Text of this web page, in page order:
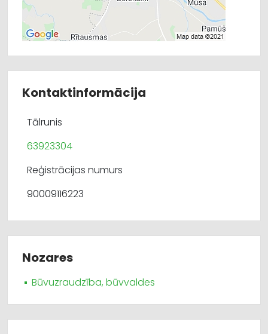
Kontaktinformācija
Tālrunis
63923304
Reģistrācijas numurs
90009116223
Nozares
Būvuzraudzība, būvvaldes